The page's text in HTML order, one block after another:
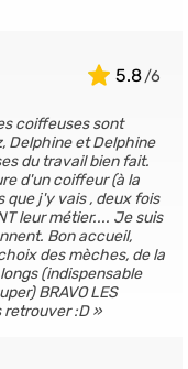
5.8
coiffeuses sont
Delphine et Delphine
du travail bien fait.
d'un coiffeur (à la
que j'y vais , deux fois
leur métier.... Je suis
Bon accueil,
des mèches, de la
(indispensable
BRAVO LES
retrouver :D